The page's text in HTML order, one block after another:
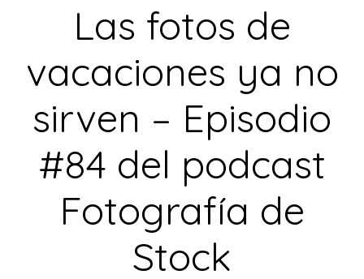
Las fotos de
vacaciones ya no
sirven – Episodio
#84 del podcast
Fotografía de
Stock